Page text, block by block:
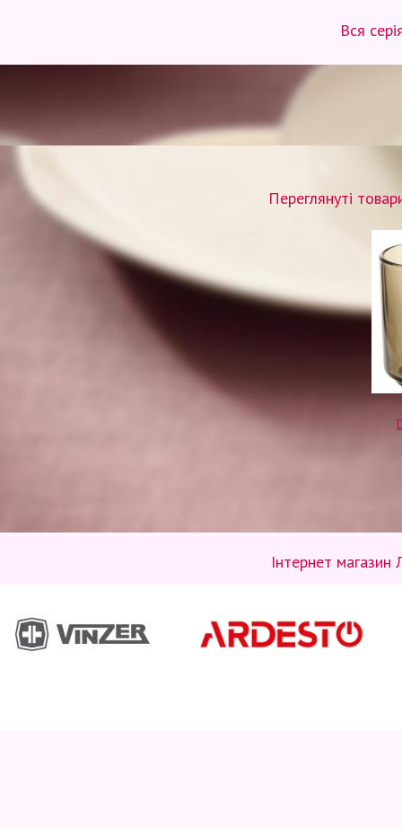
Вся
Переглянуті
Інтернет